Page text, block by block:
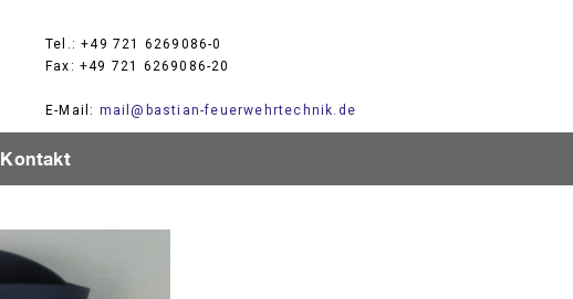
Tel.: +49 721 6269086-0
Fax: +49 721 6269086-20
E-Mail: mail@bastian-feuerwehrtechnik.de
Kontakt